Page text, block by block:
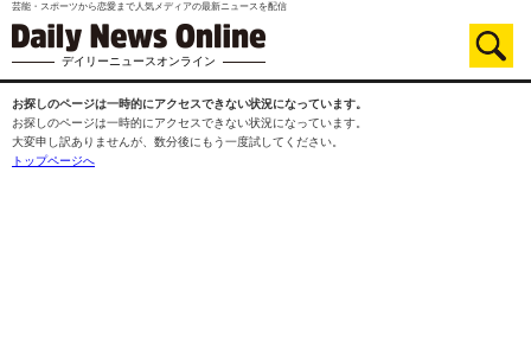
芸能・スポーツから恋愛まで人気メディアの最新ニュースを配信
デイリーニュースオンライン
お探しのページは一時的にアクセスできない状況になっています。
お探しのページは一時的にアクセスできない状況になっています。
大変申し訳ありませんが、数分後にもう一度試してください。
トップページへ